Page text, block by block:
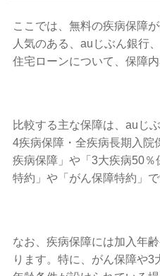
ここでは、無料の疾病保障
人気のある、auじぶん銀行
住宅ローンについて、保障
比較する主な保障は、auじ
4疾病保障・全疾病長期入院
疾病保障」や「3大疾病50
特約」や「がん保障特約」で
なお、疾病保障には加入年
ります。特に、がん保障や